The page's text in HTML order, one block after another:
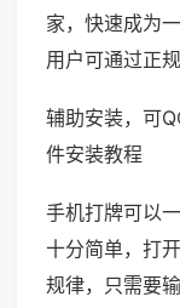
家，快速成为
用户可通过正
辅助安装，可
件安装教程
手机打牌可以
十分简单，打
规律，只需要